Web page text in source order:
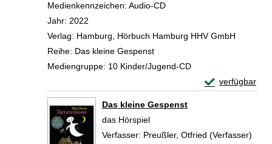
Medienkennzeichen: Audio-CD
Jahr: 2022
Verlag: Hamburg, Hörbuch Hamburg HHV GmbH
Reihe: Das kleine Gespenst
Mediengruppe: 10 Kinder/Jugend-CD
verfügbar
Exemplar-
Das kleine Gespenst
das Hörspiel
Verfasser: Preußler, Otfried (Verfasser)